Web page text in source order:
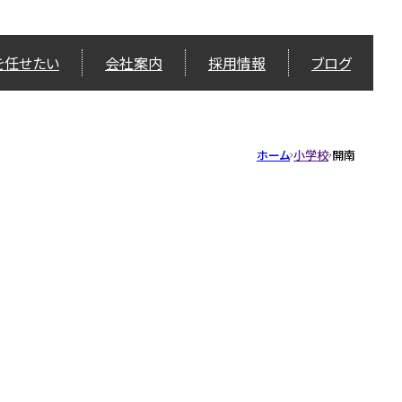
せたい 会社案内 採用情報 ブログ
ホーム 小学校 開南